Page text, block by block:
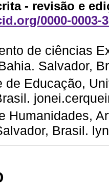
- revisão e
0000-0003-
de ciências
Salvador,
de Educação,
Humanidades,
Brasil.